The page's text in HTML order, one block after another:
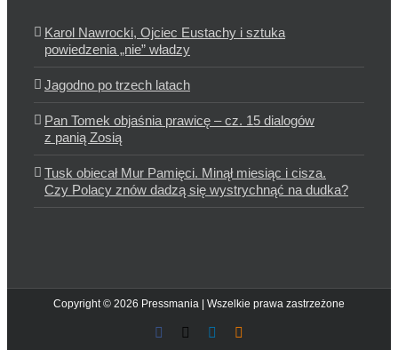
Karol Nawrocki, Ojciec Eustachy i sztuka
powiedzenia „nie” władzy
Jagodno po trzech latach
Pan Tomek objaśnia prawicę – cz. 15 dialogów
z panią Zosią
Tusk obiecał Mur Pamięci. Minął miesiąc i cisza.
Czy Polacy znów dadzą się wystrychnąć na dudka?
Copyright © 2026 Pressmania | Wszelkie prawa zastrzeżone
Facebook LinkedIn